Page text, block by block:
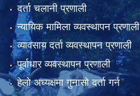
दर्ता चलानी प्रणाली
न्यायिक मामिला व्यवस्थापन प्रणाली
व्यावसाय दर्ता व्यवस्थापन प्रणाली
पूर्वाधार व्यवस्थापन प्रणाली
हेलो अध्यक्षमा गुनासो दर्ता गर्न